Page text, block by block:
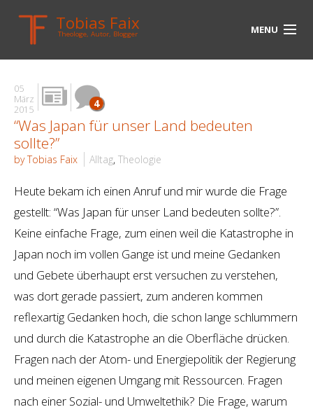
Tobias Faix
Theologe, Autor, Blogger MENU
HOME
BLOG
BIOGRAPHIE
BÜCHER
UNTERWEGS
MEDIEN
LINKS
05
März
2015
4
“Was Japan für unser Land bedeuten
sollte?”
by Tobias Faix Alltag, Theologie
Heute bekam ich einen Anruf und mir wurde die Frage
gestellt: “Was Japan für unser Land bedeuten sollte?”.
Keine einfache Frage, zum einen weil die Katastrophe in
Japan noch im vollen Gange ist und meine Gedanken
und Gebete überhaupt erst versuchen zu verstehen,
was dort gerade passiert, zum anderen kommen
reflexartig Gedanken hoch, die schon lange schlummern
und durch die Katastrophe an die Oberfläche drücken.
Fragen nach der Atom- und Energiepolitik der Regierung
und meinen eigenen Umgang mit Ressourcen. Fragen
nach einer Sozial- und Umweltethik? Die Frage, warum